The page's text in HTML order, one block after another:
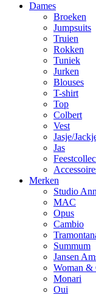
Dames
Broeken
Jumpsuits
Truien
Rokken
Tuniek
Jurken
Blouses
T-shirt
Top
Colbert
Vest
Jasje/
Jas
Merken
Studio
MAC
Opus
Cambio
Summum
Jansen
Woman &
Monari
Oui